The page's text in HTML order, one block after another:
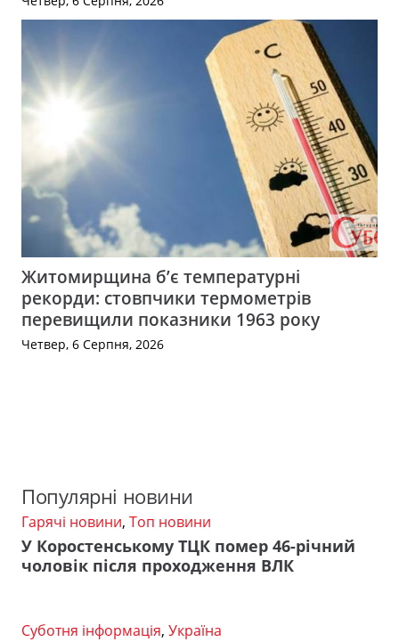
Житомирщина б’є температурні
рекорди: стовпчики термометрів
перевищили показники 1963 року
Четвер, 6 Серпня, 2026
Популярні новини
Гарячі новини, Топ новини
У Коростенському ТЦК помер 46-річний
чоловік після проходження ВЛК
Суботня інформація, Україна